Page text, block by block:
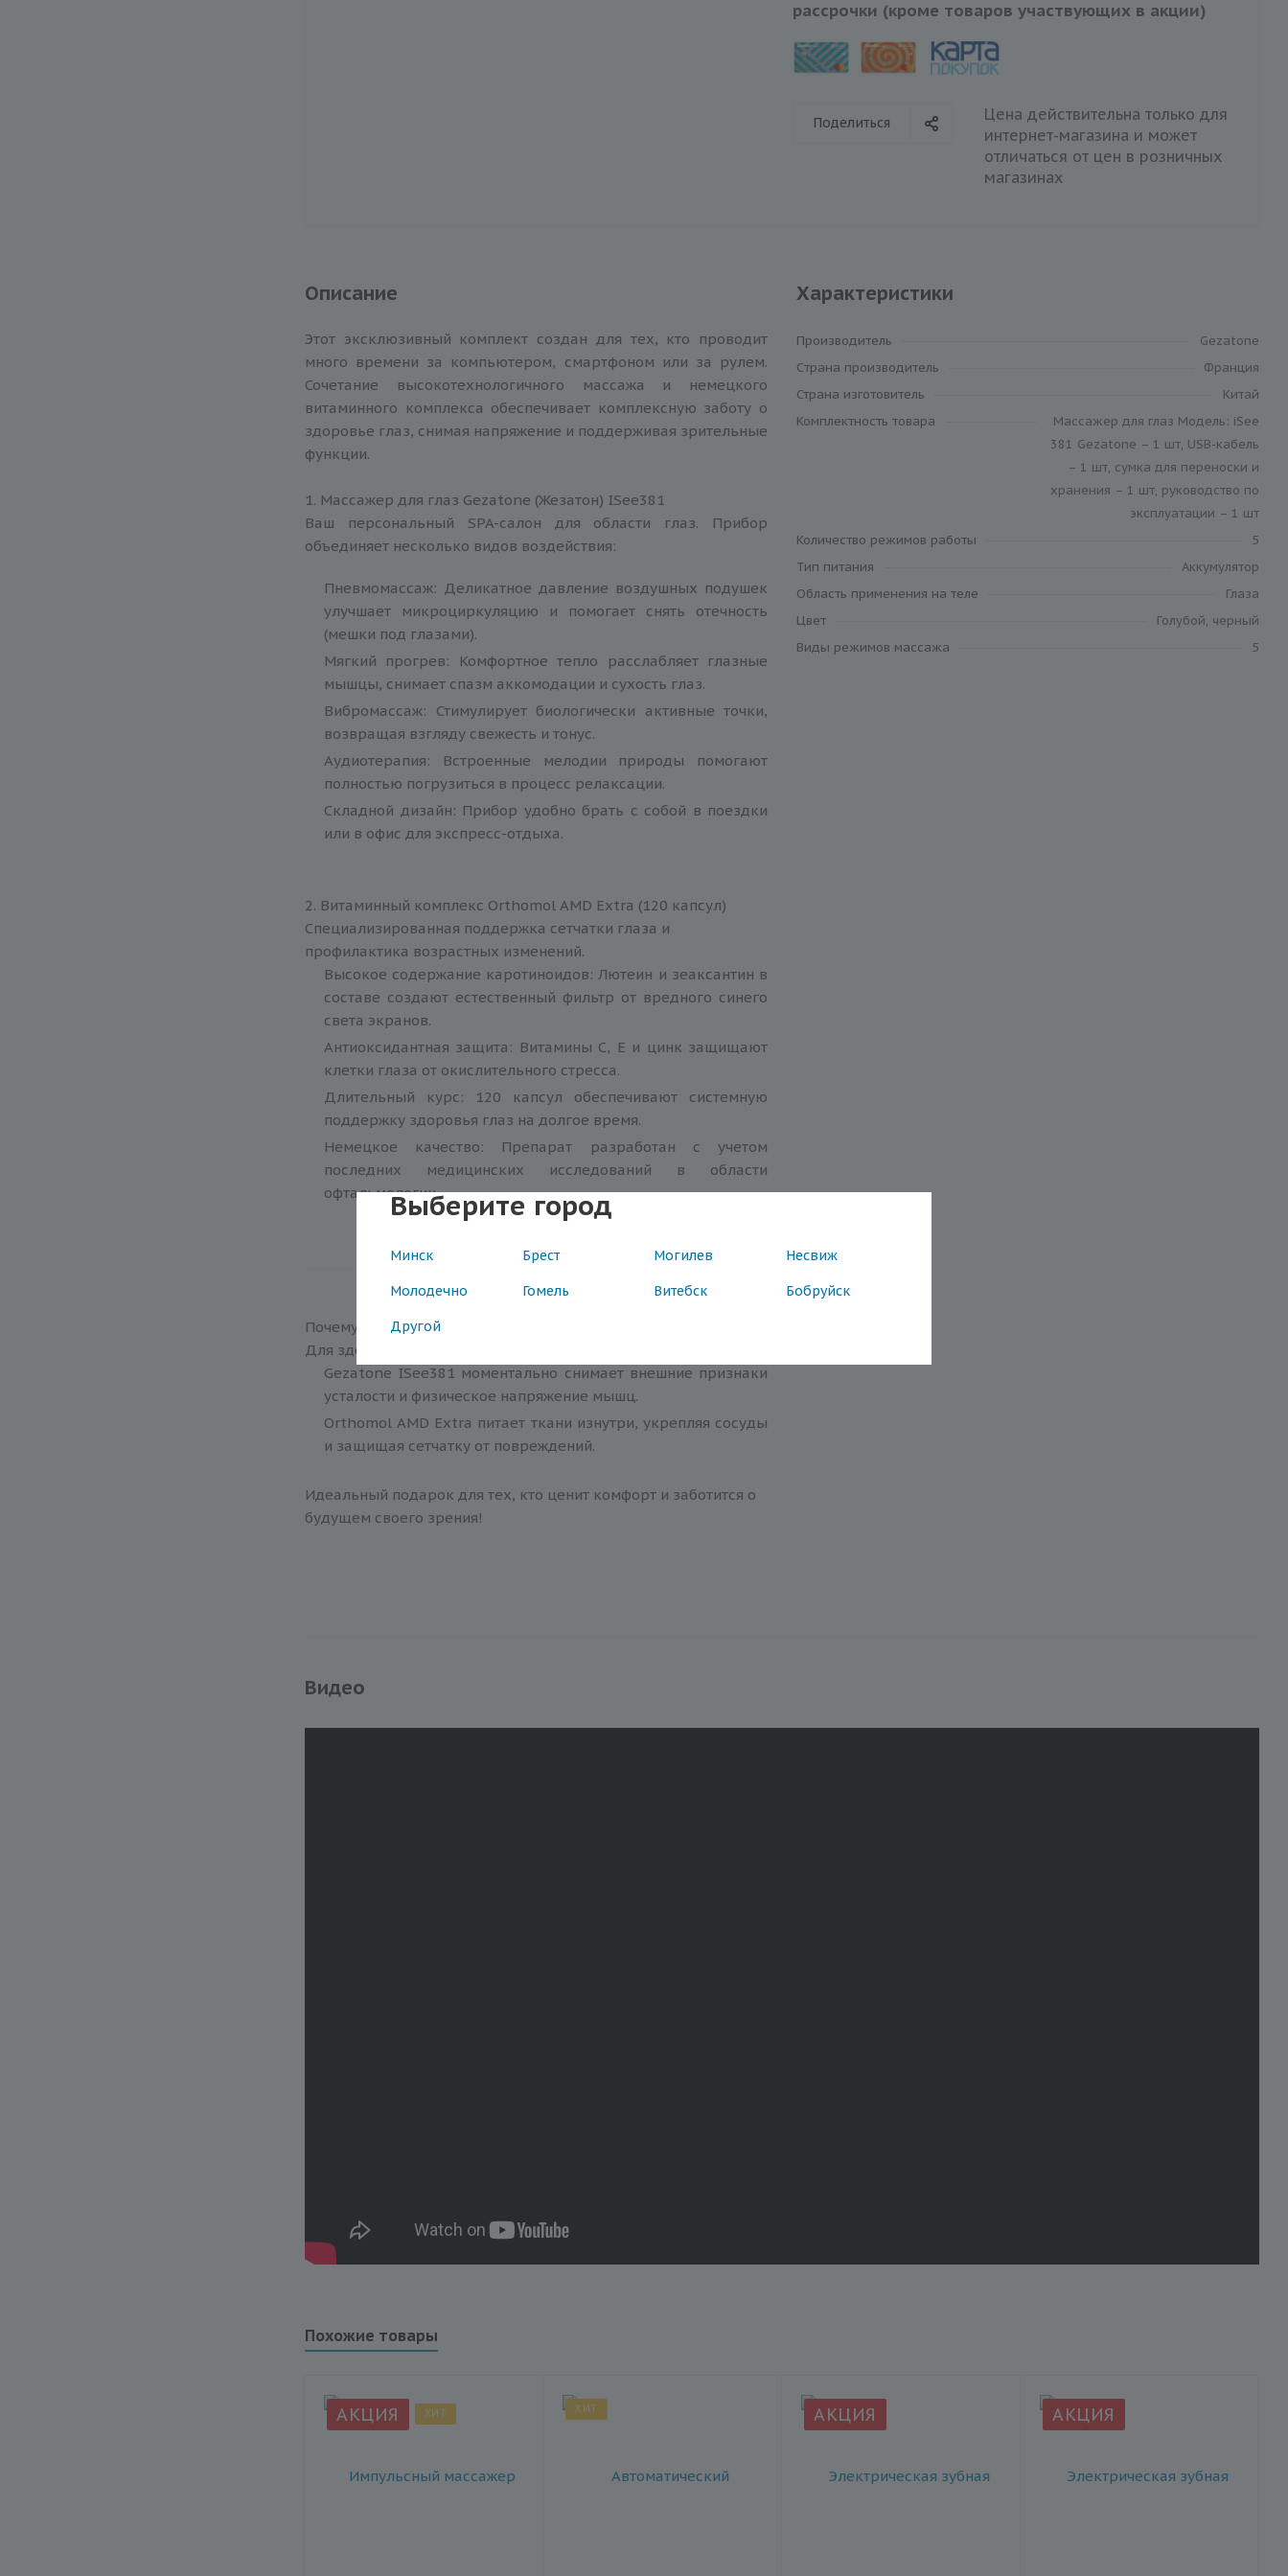
Выберите город
Минск Брест Могилев Несвиж
Молодечно Гомель Витебск Бобруйск
Другой
рассрочки (кроме товаров участвующих в акции)
Поделиться
Цена действительна только для
интернет-магазина и может
отличаться от цен в розничных
магазинах
Описание
Этот эксклюзивный комплект создан для тех, кто проводит
много времени за компьютером, смартфоном или за рулем.
Сочетание высокотехнологичного массажа и немецкого
витаминного комплекса обеспечивает комплексную заботу о
здоровье глаз, снимая напряжение и поддерживая зрительные
функции.
1. Массажер для глаз Gezatone (Жезатон) ISee381
Ваш персональный SPA-салон для области глаз. Прибор
объединяет несколько видов воздействия:
Пневмомассаж: Деликатное давление воздушных подушек
улучшает микроциркуляцию и помогает снять отечность
(мешки под глазами).
Мягкий прогрев: Комфортное тепло расслабляет глазные
мышцы, снимает спазм аккомодации и сухость глаз.
Вибромассаж: Стимулирует биологически активные точки,
возвращая взгляду свежесть и тонус.
Аудиотерапия: Встроенные мелодии природы помогают
полностью погрузиться в процесс релаксации.
Складной дизайн: Прибор удобно брать с собой в поездки
или в офис для экспресс-отдыха.
2. Витаминный комплекс Orthomol AMD Extra (120 капсул)
Специализированная поддержка сетчатки глаза и
профилактика возрастных изменений.
Высокое содержание каротиноидов: Лютеин и зеаксантин в
составе создают естественный фильтр от вредного синего
света экранов.
Антиоксидантная защита: Витамины С, Е и цинк защищают
клетки глаза от окислительного стресса.
Длительный курс: 120 капсул обеспечивают системную
поддержку здоровья глаз на долгое время.
Немецкое качество: Препарат разработан с учетом
последних медицинских исследований в области
офтальмологии.
Почему этот набор эффективен?
Для здоровья глаз важен комплексный подход:
Gezatone ISee381 моментально снимает внешние признаки
усталости и физическое напряжение мышц.
Orthomol AMD Extra питает ткани изнутри, укрепляя сосуды
и защищая сетчатку от повреждений.
Идеальный подарок для тех, кто ценит комфорт и заботится о
будущем своего зрения!
Характеристики
Производитель
Gezatone
Cтрана производитель
Франция
Страна изготовитель
Китай
Комплектность товара
Массажер для глаз Модель: iSee
381 Gezatone – 1 шт, USB-кабель
– 1 шт, сумка для переноски и
хранения – 1 шт, руководство по
эксплуатации – 1 шт
Количество режимов работы
5
Тип питания
Аккумулятор
Область применения на теле
Глаза
Цвет
Голубой, черный
Виды режимов массажа
5
Видео
Похожие товары
АКЦИЯ ХИТ ХИТ АКЦИЯ АКЦИЯ